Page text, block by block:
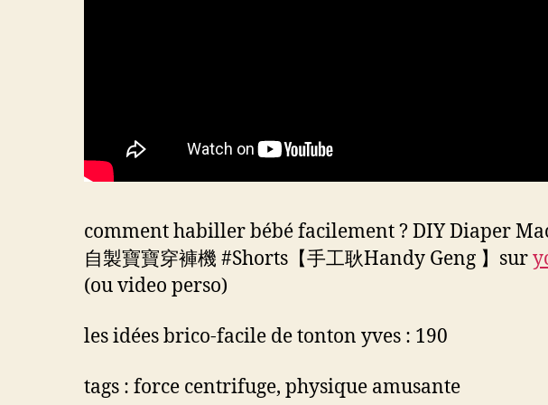
comment habiller bébé facilement ? DIY Diaper
自製寶寶穿褲機 #Shorts【手工耿Handy Geng 】sur
(ou video perso)
les idées brico-facile de tonton yves : 190
tags : force centrifuge, physique amusante